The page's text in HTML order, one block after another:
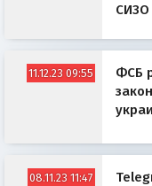
СИЗО
11.12.23 09:55
ФСБ
08.11.23 11:47